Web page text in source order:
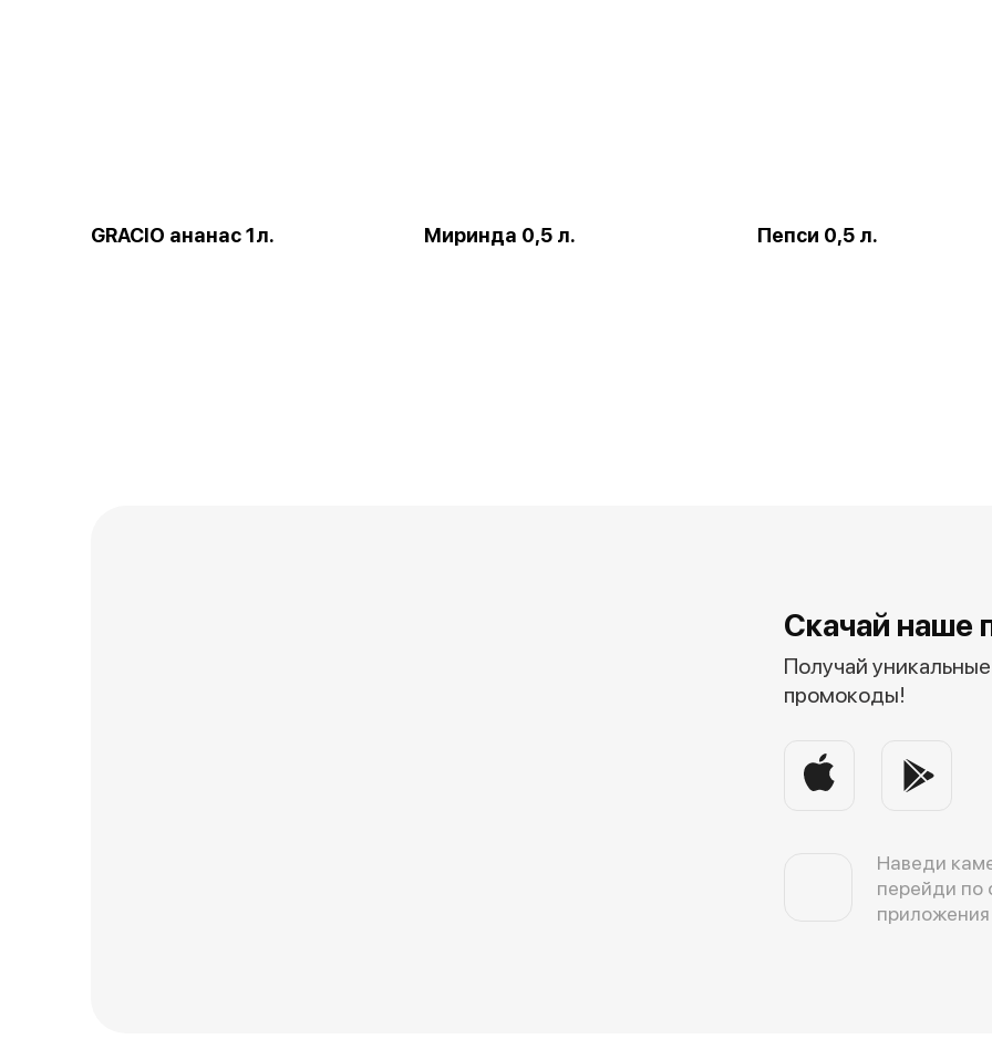
GRACIO ананас 1л. Миринда 0,5 л. Пепси 0,5 л.
Скачай наше
Получай
промокоды!
Наведи
перейди по
приложения